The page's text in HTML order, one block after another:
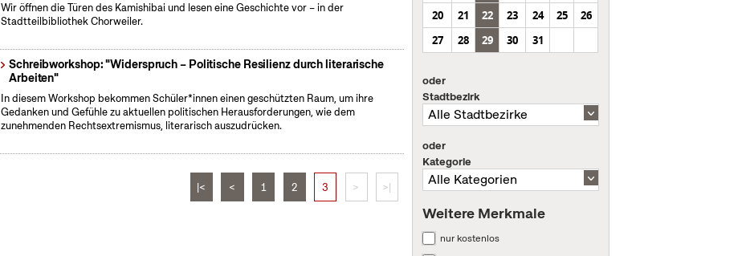
Wir öffnen die Türen des Kamishibai und lesen eine Geschichte vor – in der
Stadtteilbibliothek Chorweiler.
Schreibworkshop: "Widerspruch – Politische Resilienz durch literarische
Arbeiten"
In diesem Workshop bekommen Schüler*innen einen geschützten Raum, um ihre
Gedanken und Gefühle zu aktuellen politischen Herausforderungen, wie dem
zunehmenden Rechtsextremismus, literarisch auszudrücken.
|< < 1 2 3 > >|
20
21 22 23 24 25
26
27
28 29 30 31
oder
Stadtbezirk
oder
Kategorie
Weitere Merkmale
nur kostenlos